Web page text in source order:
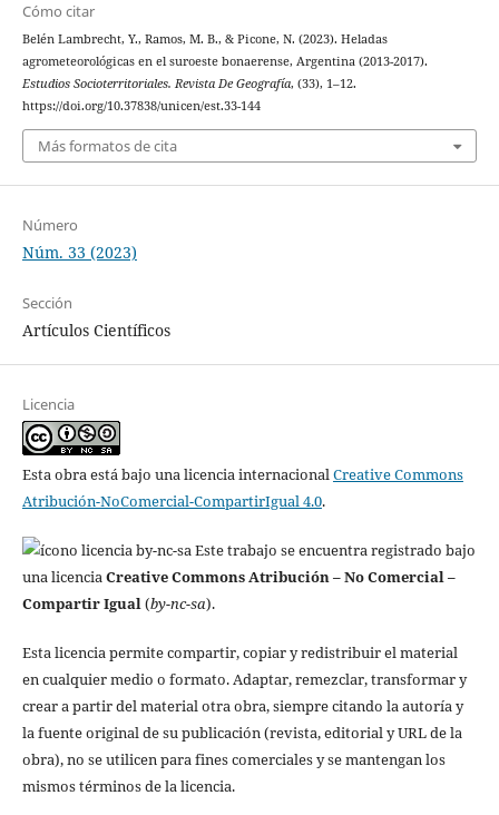
Cómo citar
Belén Lambrecht, Y., Ramos, M. B., & Picone, N. (2023). Heladas
agrometeorológicas en el suroeste bonaerense, Argentina (2013-2017).
Estudios Socioterritoriales. Revista De Geografía, (33), 1–12.
https://doi.org/10.37838/unicen/est.33-144
Más formatos de cita
Número
Núm. 33 (2023)
Sección
Artículos Científicos
Licencia
Esta obra está bajo una licencia internacionalCreative Commons
Atribución-NoComercial-CompartirIgual 4.0.
Este trabajo se encuentra registrado bajo
una licenciaCreative Commons Atribución – No Comercial –
Compartir Igual(by-nc-sa).
Esta licencia permite compartir, copiar y redistribuir el material
en cualquier medio o formato. Adaptar, remezclar, transformar y
crear a partir del material otra obra, siempre citando la autoría y
la fuente original de su publicación (revista, editorial y URL de la
obra), no se utilicen para fines comerciales y se mantengan los
mismos términos de la licencia.